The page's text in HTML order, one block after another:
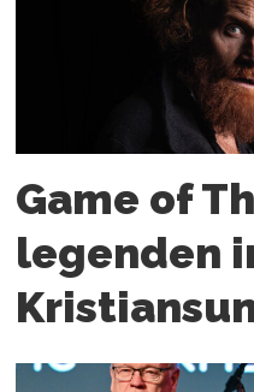
Game of
legenden